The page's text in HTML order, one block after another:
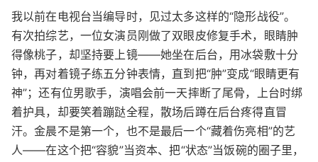
我以前在电视台当编导时，见过太多这样的“隐形战役”。
有次拍综艺，一位女演员刚做了双眼皮修复手术，眼睛肿
得像桃子，却坚持要上镜——她坐在后台，用冰袋敷十分
钟，再对着镜子练五分钟表情，直到把“肿”变成“眼睛更有
神”；还有位男歌手，演唱会前一天摔断了尾骨，上台时绑
着护具，却要笑着蹦跶全程，散场后蹲在后台疼得直冒
汗。金晨不是第一个，也不是最后一个“藏着伤亮相”的艺
人——在这个把“容貌”当资本、把“状态”当饭碗的圈子里，